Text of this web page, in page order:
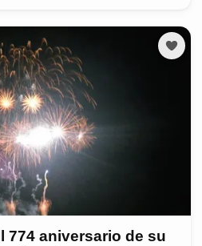
774 aniversario de su